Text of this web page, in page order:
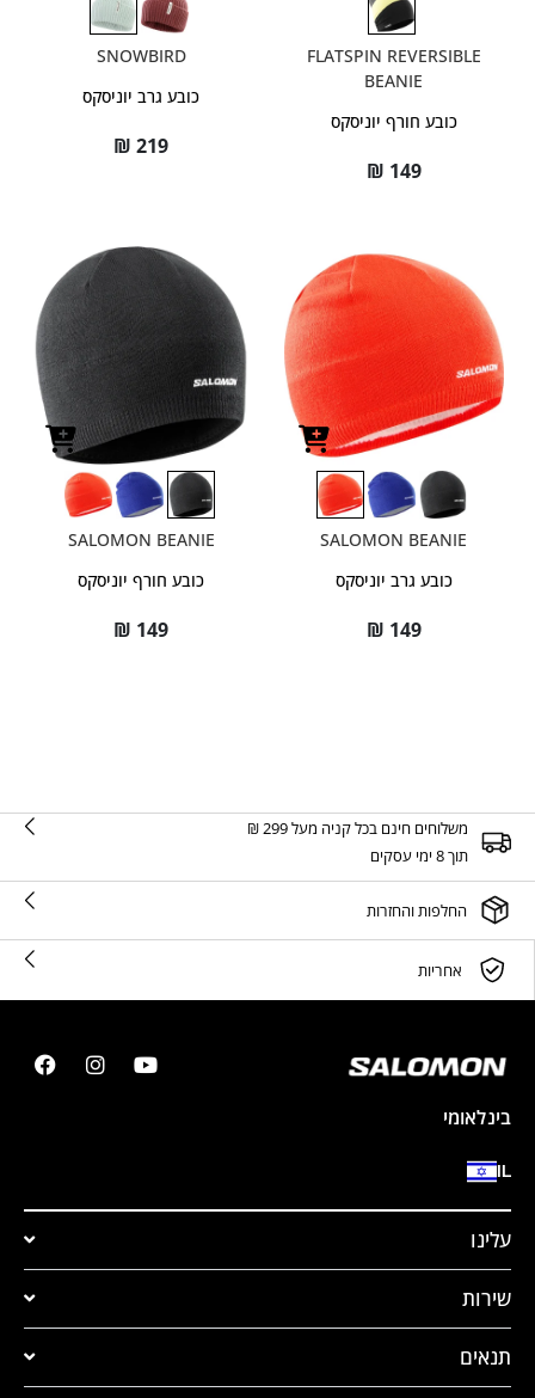
FLATSPIN REVERSIBLE
BEANIE
כובע חורף יוניסקס
₪ 149
SNOWBIRD
כובע גרב יוניסקס
₪ 219
SALOMON BEANIE
כובע גרב יוניסקס
₪ 149
SALOMON BEANIE
כובע חורף יוניסקס
₪ 149
משלוחים חינם בכל קניה מעל 299 ₪
תוך 8 ימי עסקים
החלפות והחזרות
אחריות
בינלאומי
IL
עלינו
שירות
תנאים